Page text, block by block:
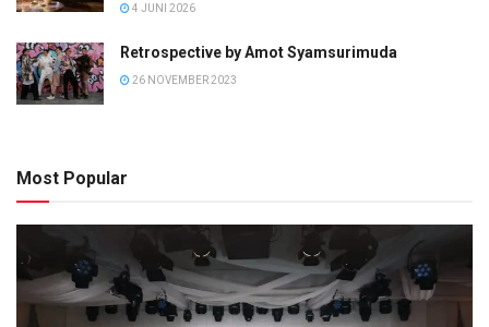
4 JUNI 2026
Retrospective by Amot Syamsurimuda
26 NOVEMBER 2023
Most Popular